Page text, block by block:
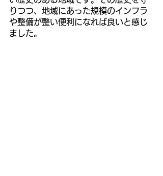
りつつ、地域にあった規模のインフラ
や整備が整い便利になれば良いと感じ
ました。